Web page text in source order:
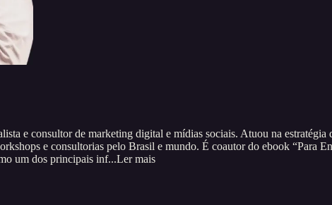
e consultor de marketing digital e mídias sociais. Atuou na
e consultorias pelo Brasil e mundo. É coautor do ebook “Para
um dos principais inf...Ler mais